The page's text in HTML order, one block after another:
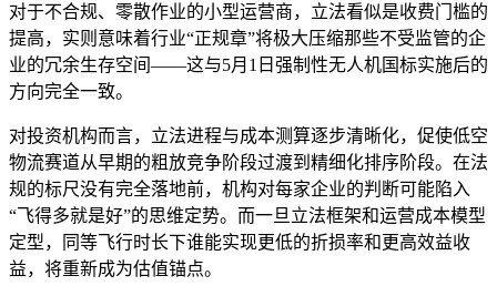
对于不合规、零散作业的小型运营商，立法看似是收费门槛的
提高，实则意味着行业“正规章”将极大压缩那些不受监管的企
业的冗余生存空间——这与5月1日强制性无人机国标实施后的
方向完全一致。
对投资机构而言，立法进程与成本测算逐步清晰化，促使低空
物流赛道从早期的粗放竞争阶段过渡到精细化排序阶段。在法
规的标尺没有完全落地前，机构对每家企业的判断可能陷入
“飞得多就是好”的思维定势。而一旦立法框架和运营成本模型
定型，同等飞行时长下谁能实现更低的折损率和更高效益收
益，将重新成为估值锚点。